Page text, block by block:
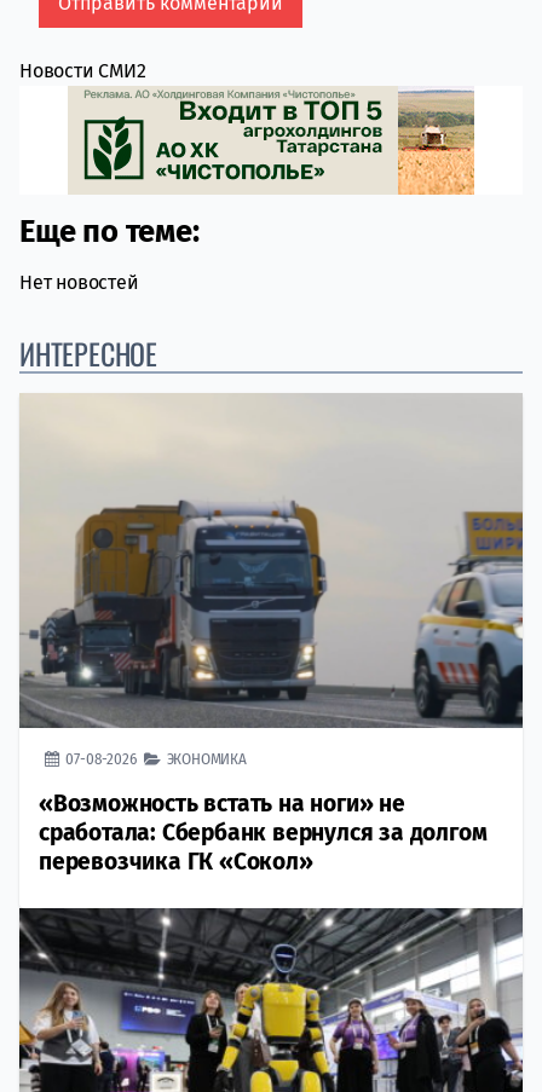
Новости СМИ2
Еще по теме:
Нет новостей
ИНТЕРЕСНОЕ
07-08-2026 ЭКОНОМИКА
«Возможность встать на ноги» не
сработала: Сбербанк вернулся за долгом
перевозчика ГК «Сокол»